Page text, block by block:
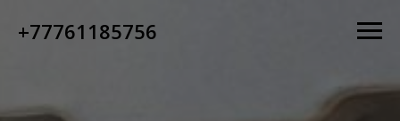
+77761185756